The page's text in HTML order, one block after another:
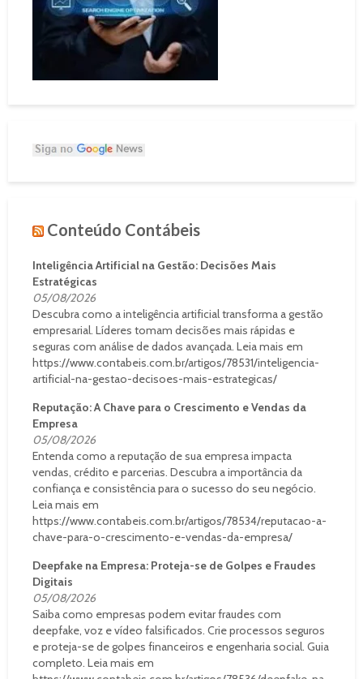
Conteúdo Contábeis
Inteligência Artificial na Gestão: Decisões Mais
Estratégicas
05/08/2026
Descubra como a inteligência artificial transforma a gestão
empresarial. Líderes tomam decisões mais rápidas e
seguras com análise de dados avançada. Leia mais em
https://www.contabeis.com.br/artigos/78531/inteligencia-
artificial-na-gestao-decisoes-mais-estrategicas/
Reputação: A Chave para o Crescimento e Vendas da
Empresa
05/08/2026
Entenda como a reputação de sua empresa impacta
vendas, crédito e parcerias. Descubra a importância da
confiança e consistência para o sucesso do seu negócio.
Leia mais em
https://www.contabeis.com.br/artigos/78534/reputacao-a-
chave-para-o-crescimento-e-vendas-da-empresa/
Deepfake na Empresa: Proteja-se de Golpes e Fraudes
Digitais
05/08/2026
Saiba como empresas podem evitar fraudes com
deepfake, voz e vídeo falsificados. Crie processos seguros
e proteja-se de golpes financeiros e engenharia social. Guia
completo. Leia mais em